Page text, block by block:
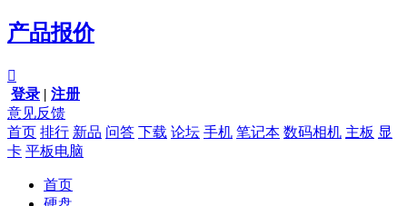
产品报价

登录 | 注册
意见反馈
首页 排行 新品 问答 下载 论坛 手机 笔记本 数码相机 主板 显
卡 平板电脑
首页